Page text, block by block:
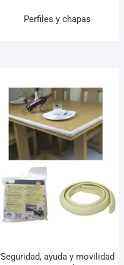
Perfiles y chapas
Seguridad, ayuda y movilidad